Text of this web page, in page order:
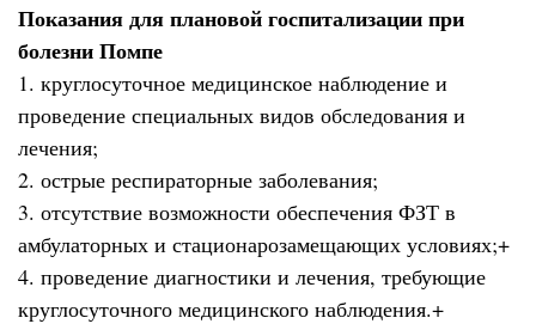
Показания для плановой госпитализации при
болезни Помпе
1. круглосуточное медицинское наблюдение и
проведение специальных видов обследования и
лечения;
2. острые респираторные заболевания;
3. отсутствие возможности обеспечения ФЗТ в
амбулаторных и стационарозамещающих условиях;+
4. проведение диагностики и лечения, требующие
круглосуточного медицинского наблюдения.+